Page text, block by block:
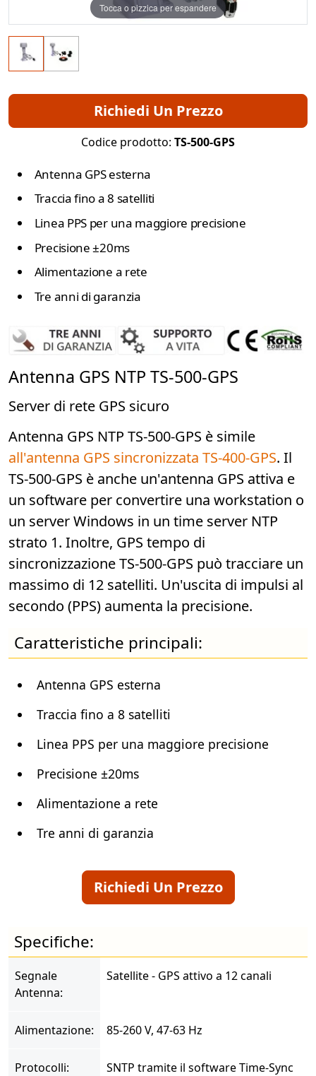
Tocca o pizzica per espandere
Richiedi Un Prezzo
Codice prodotto: TS-500-GPS
Antenna GPS esterna
Traccia fino a 8 satelliti
Linea PPS per una maggiore precisione
Precisione ±20ms
Alimentazione a rete
Tre anni di garanzia
Antenna GPS NTP TS-500-GPS
Server di rete GPS sicuro
Antenna GPS NTP TS-500-GPS è simile
all'antenna GPS sincronizzata TS-400-GPS. Il
TS-500-GPS è anche un'antenna GPS attiva e
un software per convertire una workstation o
un server Windows in un time server NTP
strato 1. Inoltre, GPS tempo di
sincronizzazione TS-500-GPS può tracciare un
massimo di 12 satelliti. Un'uscita di impulsi al
secondo (PPS) aumenta la precisione.
Caratteristiche principali:
Antenna GPS esterna
Traccia fino a 8 satelliti
Linea PPS per una maggiore precisione
Precisione ±20ms
Alimentazione a rete
Tre anni di garanzia
Richiedi Un Prezzo
Specifiche:
Segnale
Antenna:
Satellite - GPS attivo a 12 canali
Alimentazione: 85-260 V, 47-63 Hz
Protocolli: SNTP tramite il software Time-Sync